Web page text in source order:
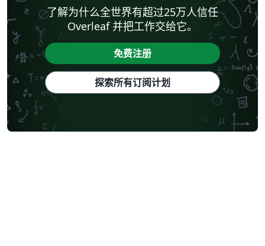
了解为什么全世界有超过25万人信任
Overleaf 并把工作交给它。
免费注册
探索所有订阅计划